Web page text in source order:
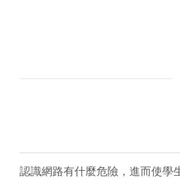
認識網路有什麼危險，進而使學